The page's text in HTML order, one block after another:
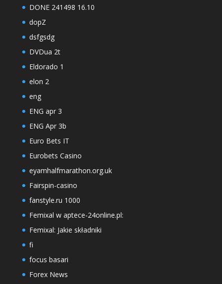
DONE 241498 16.10
dopZ
dsfgsdg
DVDua 2t
Eldorado 1
elon 2
eng
ENG apr 3
ENG Apr 3b
Euro Bets IT
Eurobets Casino
eyamhalfmarathon.org.uk
Fairspin-casino
fanstyle.ru 1000
Femixal w aptece-24online.pl:
Femixal: Jakie składniki
fi
focus basari
Forex News